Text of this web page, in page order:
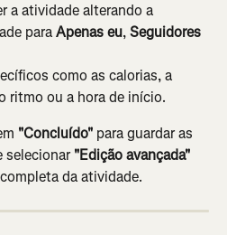
a atividade alterando a
para Apenas eu, Seguidores
como as calorias, a
ritmo ou a hora de início.
"Concluído" para guardar as
selecionar "Edição avançada"
da atividade.